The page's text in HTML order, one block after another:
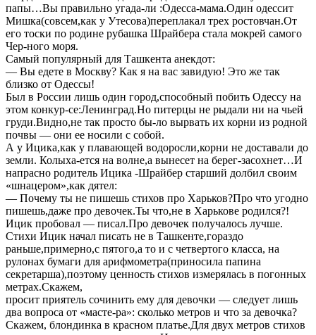
папы…Вы правильно угада-ли :Одесса-мама.Один одессит
Мишка(совсем,как у Утесова)переплакал трех ростовчан.От
его тоски по родине рубашка Шрайбера стала мокрей самого
Чер-ного моря.
Самый популярный для Ташкента анекдот:
— Вы едете в Москву? Как я на вас завидую! Это же так
близко от Одессы!
Был в России лишь один город,способный побить Одессу на
этом конкур-се:Ленинград.Но питерцы не рыдали ни на чьей
груди.Видно,не так просто бы-ло вырвать их корни из родной
почвы — они ее носили с собой.
А у Ицика,как у плавающей водоросли,корни не доставали до
земли. Колыха-ется на волне,а вынесет на берег-засохнет…И
напрасно родитель Ицика -Шрайбер старший долбил своим
«шнацером»,как дятел:
— Почему ты не пишешь стихов про Харьков?Про что угодно
пишешь,даже про девочек.Ты что,не в Харькове родился?!
Ицик пробовал — писал.Про девочек получалось лучше.
Стихи Ицик начал писать не в Ташкенте,гораздо
раньше,примерно,с пятого,а то и с четвертого класса, на
рулонах бумаги для арифмометра(приносила папина
секретарша),поэтому ценность стихов измерялась в погонных
метрах.Скажем,
просит приятель сочинить ему для девочки — следует лишь
два вопроса от «масте-ра»: сколько метров и что за девочка?
Скажем, блондинка в красном платье.Для двух метров стихов